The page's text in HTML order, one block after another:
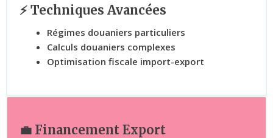
⚡ Techniques Avancées
Régimes douaniers particuliers
Calculs douaniers complexes
Optimisation fiscale import-export
💼 Financement Export